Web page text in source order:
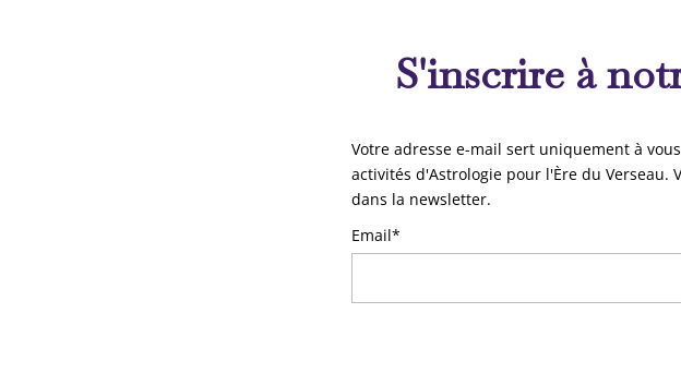
S'inscrire à
Votre adresse e-mail sert uniquement à
activités d'Astrologie pour l'Ère du
dans la newsletter.
Email*